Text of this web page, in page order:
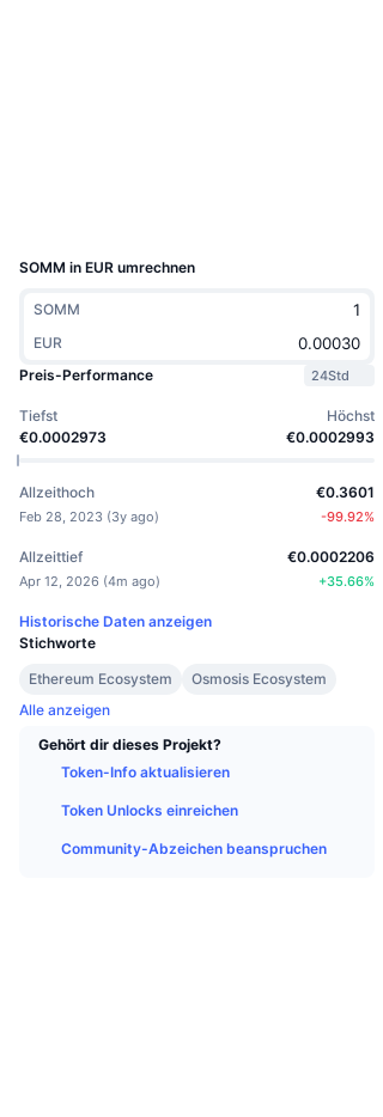
SOMM in EUR umrechnen
SOMM
EUR
Preis-Performance
24Std
Tiefst
€0.0002973
Höchst
€0.0002993
Allzeithoch
Feb 28, 2023 (3y ago)
€0.3601
-99.92%
Allzeittief
Apr 12, 2026 (4m ago)
€0.0002206
+35.66%
Historische Daten anzeigen
Stichworte
Ethereum Ecosystem
Osmosis Ecosystem
Alle anzeigen
Gehört dir dieses Projekt?
Token-Info aktualisieren
Token Unlocks einreichen
Community-Abzeichen beanspruchen